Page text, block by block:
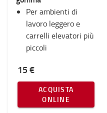
Per ambienti di
lavoro leggero e
carrelli elevatori più
piccoli
15 €
ACQUISTA
ONLINE